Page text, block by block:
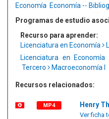
Economía Economía --
Programas de estudio
Recurso para aprender:
Licenciatura en Economía
Licenciatura en Economía
Tercero
Macroeconomía I
Recursos relacionados:
MP4 Henry
Ver ficha